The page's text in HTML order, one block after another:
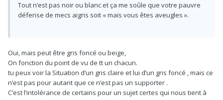
Tout n’est pas noir ou blanc et ça me soûle que votre pauvre
défense de mecs aigris soit « mais vous êtes aveugles ».
Oui, mais peut être gris foncé ou beige,
On fonction du point de vu de tt un chacun.
tu peux voir la Situation d’un gris claire et lui d’un gris foncé , mais ce
n’est pas pour autant que ce n’est pas un supporter .
C’est l’intolérance de certains pour un sujet certes qui nous tient à